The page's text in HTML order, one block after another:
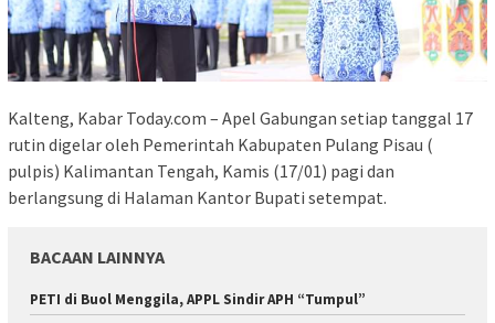
Kalteng, Kabar Today.com – Apel Gabungan setiap tanggal 17
rutin digelar oleh Pemerintah Kabupaten Pulang Pisau (
pulpis) Kalimantan Tengah, Kamis (17/01) pagi dan
berlangsung di Halaman Kantor Bupati setempat.
BACAAN LAINNYA
PETI di Buol Menggila, APPL Sindir APH “Tumpul”